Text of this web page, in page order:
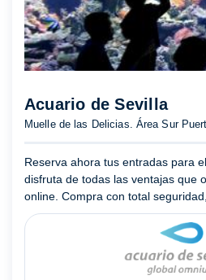
Acuario de Sevilla
Muelle de las Delicias. Área Sur
Reserva ahora tus entradas para
disfruta de todas las ventajas que
online. Compra con total
no puedes ir el día planeado,